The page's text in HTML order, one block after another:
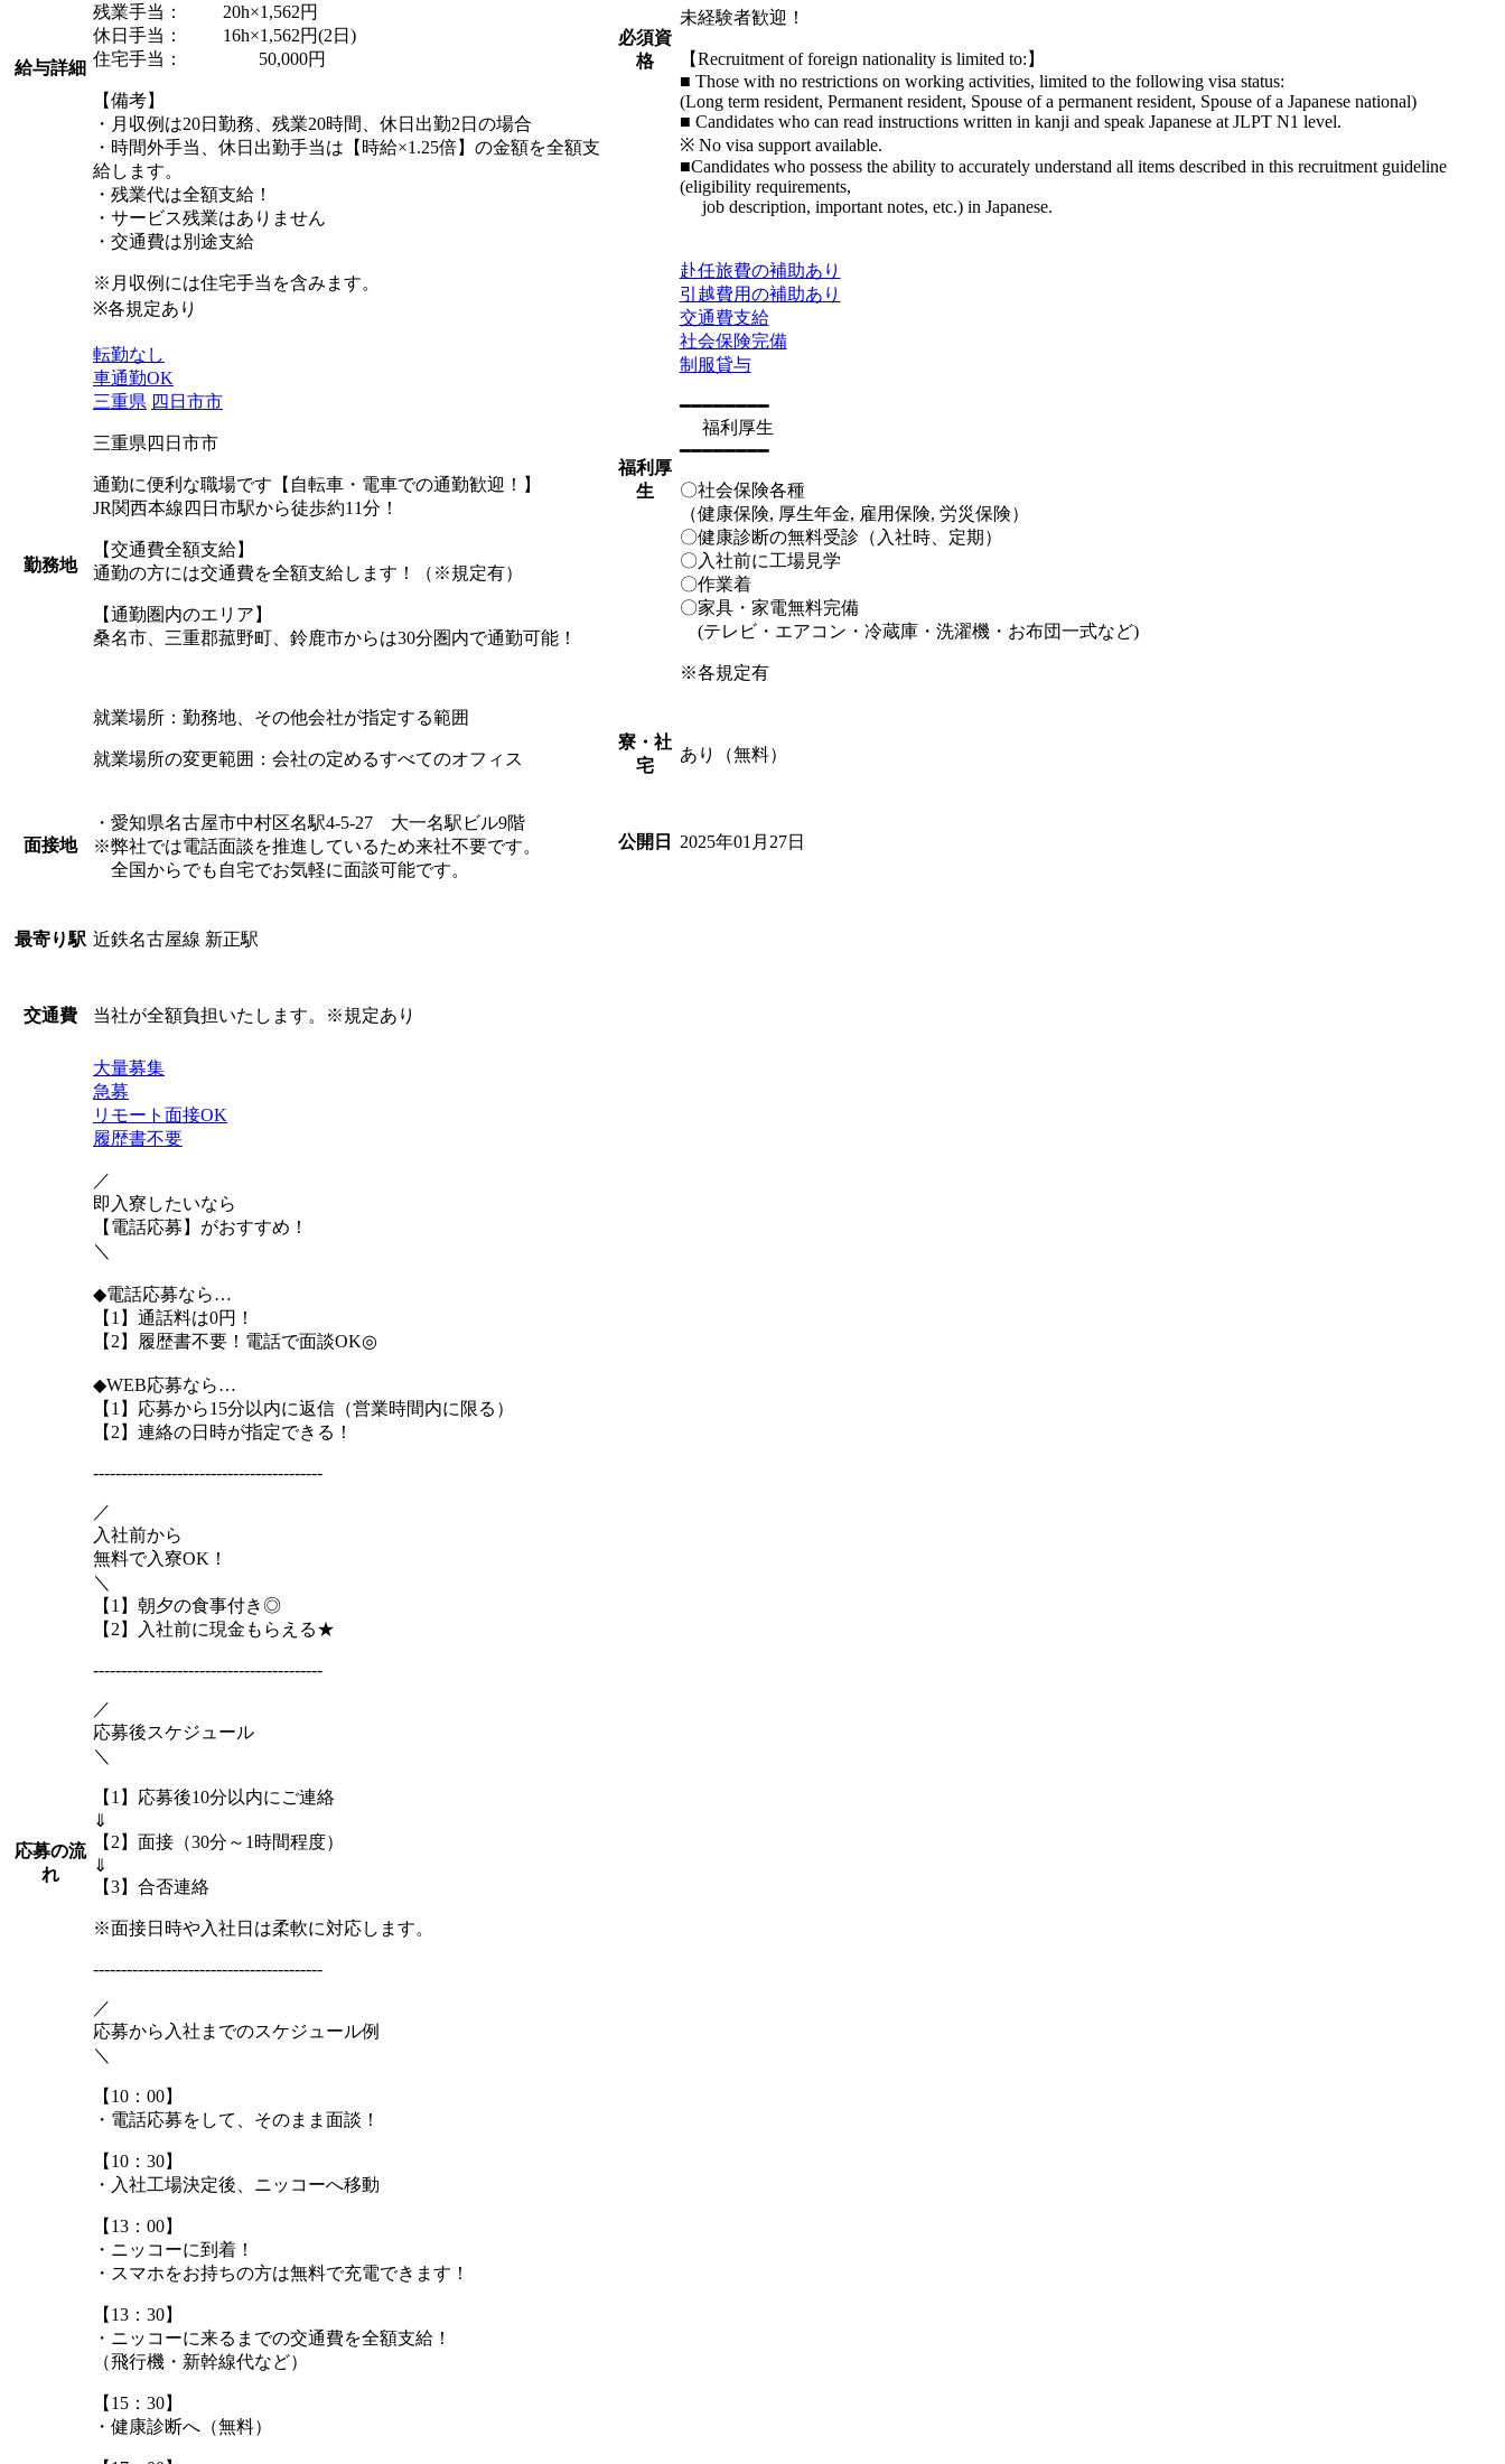
給与詳細
残業手当： 20h×1,562円
休日手当： 16h×1,562円(2日)
住宅手当： 50,000円
【備考】
・月収例は20日勤務、残業20時間、休日出勤2日の場合
・時間外手当、休日出勤手当は【時給×1.25倍】の金額を全額支
給します。
・残業代は全額支給！
・サービス残業はありません
・交通費は別途支給
※月収例には住宅手当を含みます。
※各規定あり
勤務地
転勤なし
車通勤OK
三重県 四日市市
三重県四日市市
通勤に便利な職場です【自転車・電車での通勤歓迎！】
JR関西本線四日市駅から徒歩約11分！
【交通費全額支給】
通勤の方には交通費を全額支給します！（※規定有）
【通勤圏内のエリア】
桑名市、三重郡菰野町、鈴鹿市からは30分圏内で通勤可能！
就業場所：勤務地、その他会社が指定する範囲
就業場所の変更範囲：会社の定めるすべてのオフィス
面接地
・愛知県名古屋市中村区名駅4-5-27 大一名駅ビル9階
※弊社では電話面談を推進しているため来社不要です。
全国からでも自宅でお気軽に面談可能です。
最寄り駅 近鉄名古屋線 新正駅
交通費 当社が全額負担いたします。※規定あり
応募の流
れ
大量募集
急募
リモート面接OK
履歴書不要
／
即入寮したいなら
【電話応募】がおすすめ！
＼
◆電話応募なら…
【1】通話料は0円！
【2】履歴書不要！電話で面談OK◎
◆WEB応募なら…
【1】応募から15分以内に返信（営業時間内に限る）
【2】連絡の日時が指定できる！
-----------------------------------------
／
入社前から
無料で入寮OK！
＼
【1】朝夕の食事付き◎
【2】入社前に現金もらえる★
-----------------------------------------
／
応募後スケジュール
＼
【1】応募後10分以内にご連絡
⇓
【2】面接（30分～1時間程度）
⇓
【3】合否連絡
※面接日時や入社日は柔軟に対応します。
-----------------------------------------
／
応募から入社までのスケジュール例
＼
【10：00】
・電話応募をして、そのまま面談！
【10：30】
・入社工場決定後、ニッコーへ移動
【13：00】
・ニッコーに到着！
・スマホをお持ちの方は無料で充電できます！
【13：30】
・ニッコーに来るまでの交通費を全額支給！
（飛行機・新幹線代など）
【15：30】
・健康診断へ（無料）
必須資
格
未経験者歓迎！
【Recruitment of foreign nationality is limited to:】
■ Those with no restrictions on working activities, limited to the following visa status:
(Long term resident, Permanent resident, Spouse of a permanent resident, Spouse of a Japanese national)
■ Candidates who can read instructions written in kanji and speak Japanese at JLPT N1 level.
※ No visa support available.
■Candidates who possess the ability to accurately understand all items described in this recruitment guideline
(eligibility requirements,
job description, important notes, etc.) in Japanese.
福利厚
生
赴任旅費の補助あり
引越費用の補助あり
交通費支給
社会保険完備
制服貸与
━━━━━━━━
福利厚生
━━━━━━━━
〇社会保険各種
（健康保険, 厚生年金, 雇用保険, 労災保険）
〇健康診断の無料受診（入社時、定期）
〇入社前に工場見学
〇作業着
〇家具・家電無料完備
(テレビ・エアコン・冷蔵庫・洗濯機・お布団一式など)
※各規定有
寮・社
宅
あり（無料）
公開日 2025年01月27日